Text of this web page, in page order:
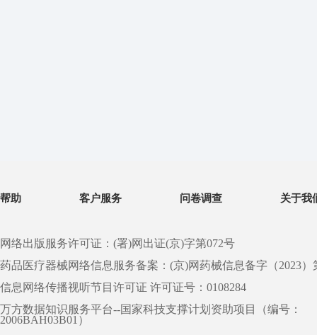
帮助 客户服务 问卷调查 关于我
网络出版服务许可证：(署)网出证(京)字第072号
药品医疗器械网络信息服务备案：(京)网药械信息备字（2023）
信息网络传播视听节目许可证 许可证号：0108284
万方数据知识服务平台--国家科技支撑计划资助项目（编号：
2006BAH03B01）